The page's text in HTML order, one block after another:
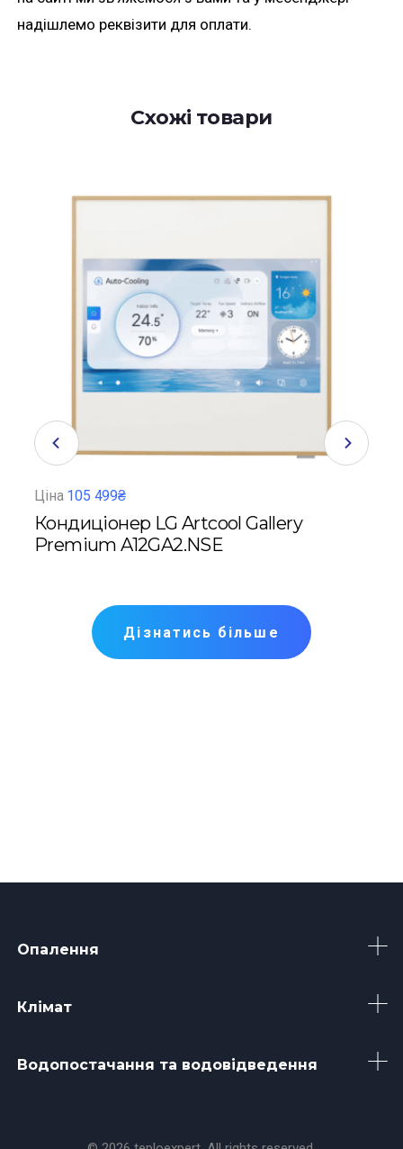
надішлемо реквізити для оплати.
Схожі товари
Ціна 105 499₴
Кондиціонер LG Artcool Gallery
Premium A12GA2.NSE
Дізнатись більше
Опалення
Клімат
Водопостачання та водовідведення